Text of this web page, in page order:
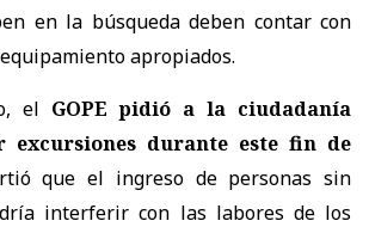
en la búsqueda deben contar con
apropiados.
el GOPE pidió a la ciudadanía
excursiones durante este fin de
que el ingreso de personas sin
interferir con las labores de los